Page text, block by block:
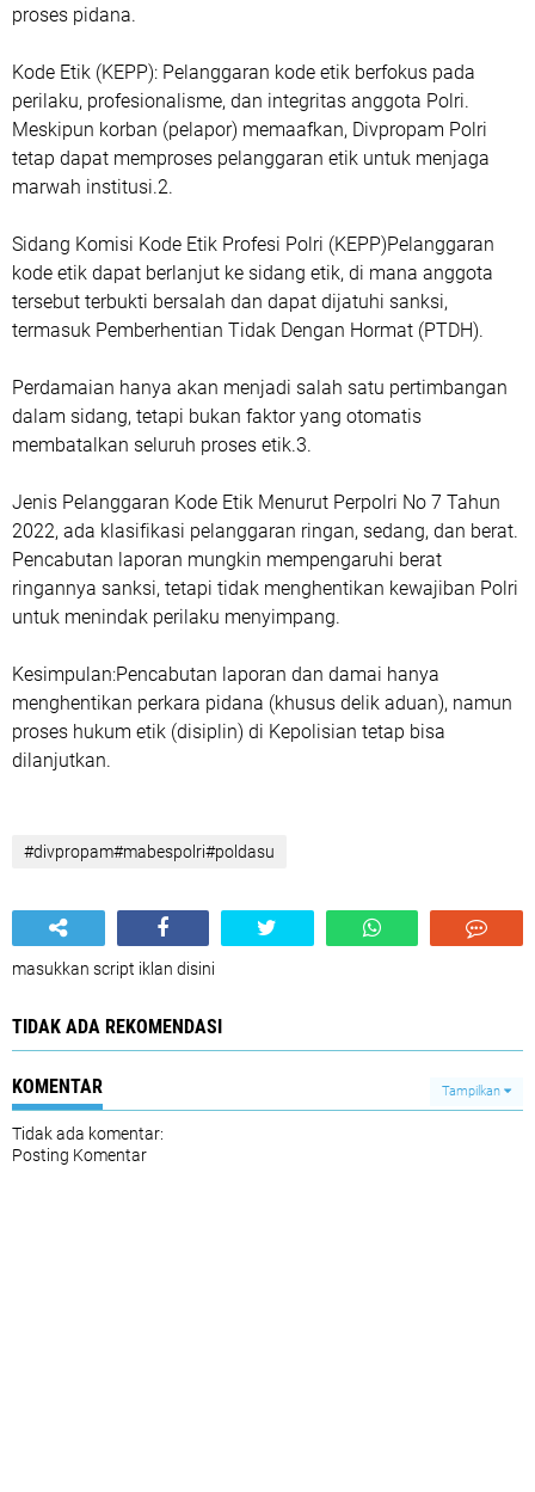
proses pidana.
Kode Etik (KEPP): Pelanggaran kode etik berfokus pada
perilaku, profesionalisme, dan integritas anggota Polri.
Meskipun korban (pelapor) memaafkan, Divpropam Polri
tetap dapat memproses pelanggaran etik untuk menjaga
marwah institusi.2.
Sidang Komisi Kode Etik Profesi Polri (KEPP)Pelanggaran
kode etik dapat berlanjut ke sidang etik, di mana anggota
tersebut terbukti bersalah dan dapat dijatuhi sanksi,
termasuk Pemberhentian Tidak Dengan Hormat (PTDH).
Perdamaian hanya akan menjadi salah satu pertimbangan
dalam sidang, tetapi bukan faktor yang otomatis
membatalkan seluruh proses etik.3.
Jenis Pelanggaran Kode Etik Menurut Perpolri No 7 Tahun
2022, ada klasifikasi pelanggaran ringan, sedang, dan berat.
Pencabutan laporan mungkin mempengaruhi berat
ringannya sanksi, tetapi tidak menghentikan kewajiban Polri
untuk menindak perilaku menyimpang.
Kesimpulan:Pencabutan laporan dan damai hanya
menghentikan perkara pidana (khusus delik aduan), namun
proses hukum etik (disiplin) di Kepolisian tetap bisa
dilanjutkan.
#divpropam#mabespolri#poldasu
masukkan script iklan disini
TIDAK ADA REKOMENDASI
KOMENTAR Tampilkan
Tidak ada komentar:
Posting Komentar